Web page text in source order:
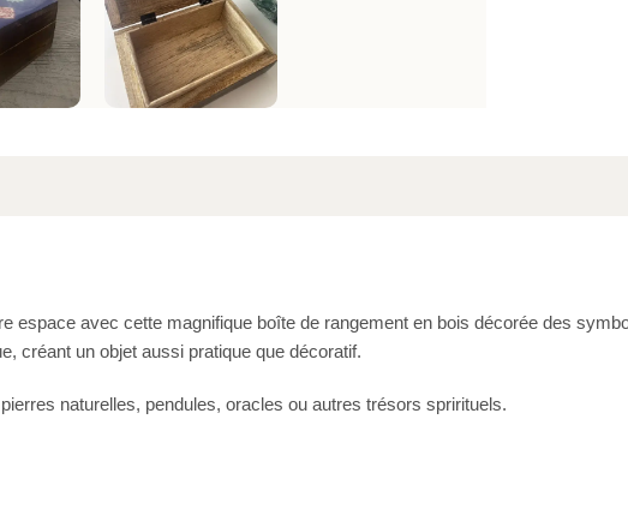
espace avec cette magnifique boîte de rangement en bois décorée des
créant un objet aussi pratique que décoratif.
naturelles, pendules, oracles ou autres trésors sprirituels.